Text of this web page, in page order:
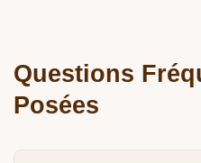
Questions
Posées